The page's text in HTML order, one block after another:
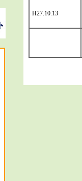
H27.10.13